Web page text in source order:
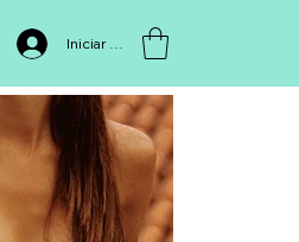
Iniciar sesión